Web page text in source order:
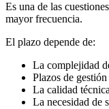
Es una de las
mayor frecuencia.
El plazo depende de:
La complejidad
Plazos de
La calidad
La necesidad de